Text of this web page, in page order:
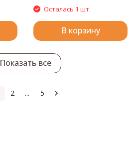
Осталась 1 шт.
В корзину
Показать все
2 ... 5